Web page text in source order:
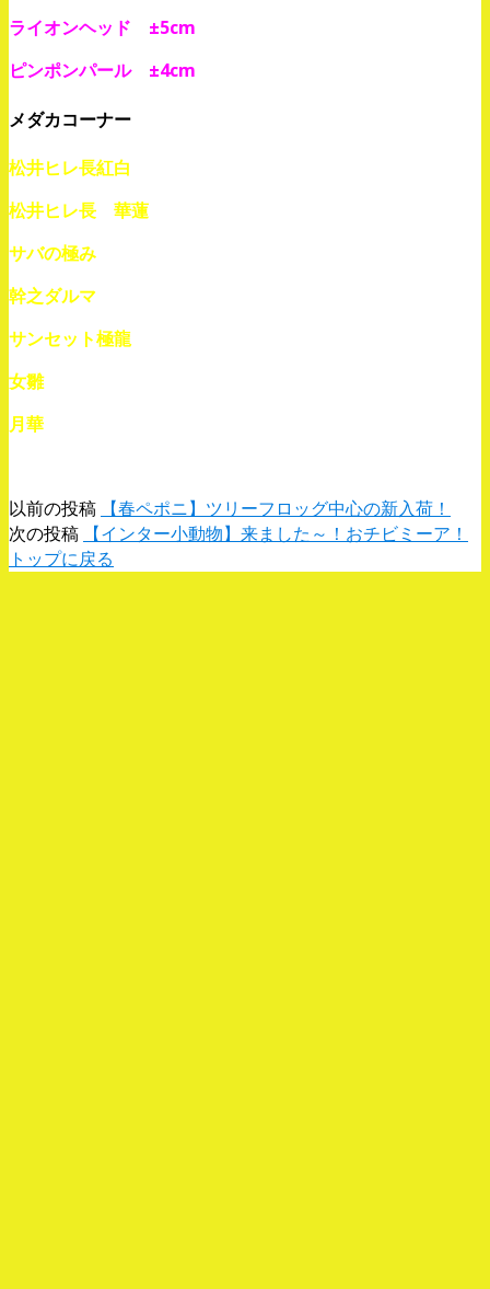
ライオンヘッド ±5cm
ピンポンパール ±4cm
メダカコーナー
松井ヒレ長紅白
松井ヒレ長 華蓮
サバの極み
幹之ダルマ
サンセット極龍
女雛
月華
以前の投稿
【春ペポニ】ツリーフロッグ中心の新入荷！
次の投稿
【インター小動物】来ました～！おチビミーア！
トップに戻る